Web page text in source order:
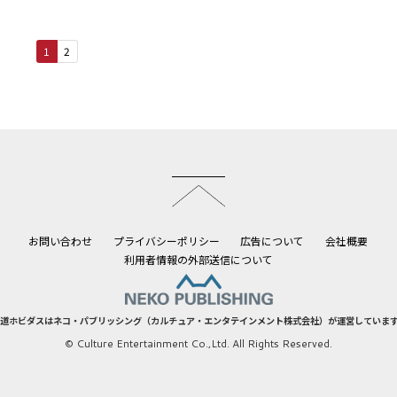
1 2
お問い合わせ プライバシーポリシー 広告について
会社概要
利用者情報の外部送信について
ホビダスはネコ・パブリッシング（カルチュア・エンタテインメント株式会社）が運営していま
© Culture Entertainment Co.,Ltd. All Rights Reserved.